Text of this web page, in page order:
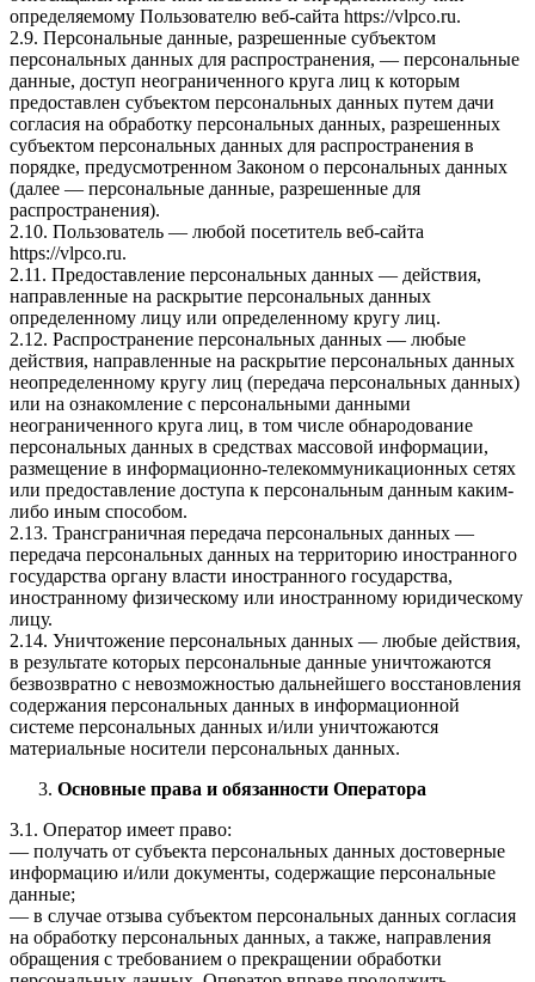
определяемому Пользователю веб-сайта https://vlpco.ru.
2.9. Персональные данные, разрешенные субъектом
персональных данных для распространения, — персональные
данные, доступ неограниченного круга лиц к которым
предоставлен субъектом персональных данных путем дачи
согласия на обработку персональных данных, разрешенных
субъектом персональных данных для распространения в
порядке, предусмотренном Законом о персональных данных
(далее — персональные данные, разрешенные для
распространения).
2.10. Пользователь — любой посетитель веб-сайта
https://vlpco.ru.
2.11. Предоставление персональных данных — действия,
направленные на раскрытие персональных данных
определенному лицу или определенному кругу лиц.
2.12. Распространение персональных данных — любые
действия, направленные на раскрытие персональных данных
неопределенному кругу лиц (передача персональных данных)
или на ознакомление с персональными данными
неограниченного круга лиц, в том числе обнародование
персональных данных в средствах массовой информации,
размещение в информационно-телекоммуникационных сетях
или предоставление доступа к персональным данным каким-
либо иным способом.
2.13. Трансграничная передача персональных данных —
передача персональных данных на территорию иностранного
государства органу власти иностранного государства,
иностранному физическому или иностранному юридическому
лицу.
2.14. Уничтожение персональных данных — любые действия,
в результате которых персональные данные уничтожаются
безвозвратно с невозможностью дальнейшего восстановления
содержания персональных данных в информационной
системе персональных данных и/или уничтожаются
материальные носители персональных данных.
Основные права и обязанности Оператора
3.1. Оператор имеет право:
— получать от субъекта персональных данных достоверные
информацию и/или документы, содержащие персональные
данные;
— в случае отзыва субъектом персональных данных согласия
на обработку персональных данных, а также, направления
обращения с требованием о прекращении обработки